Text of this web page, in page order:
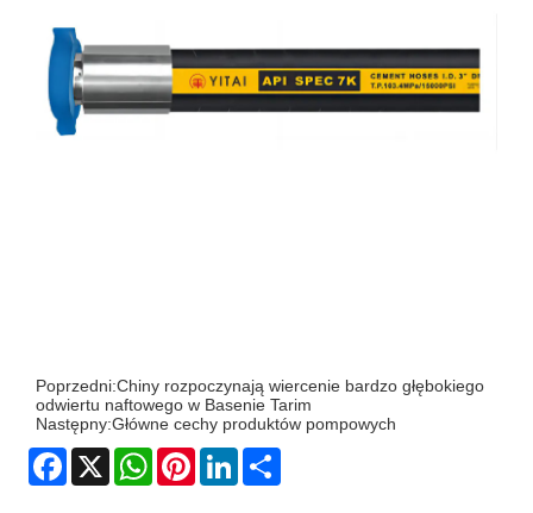
Poprzedni:Chiny rozpoczynają wiercenie bardzo głębokiego
odwiertu naftowego w Basenie Tarim
Następny:Główne cechy produktów pompowych
Facebook
X WhatsAppPinterestLinkedIn